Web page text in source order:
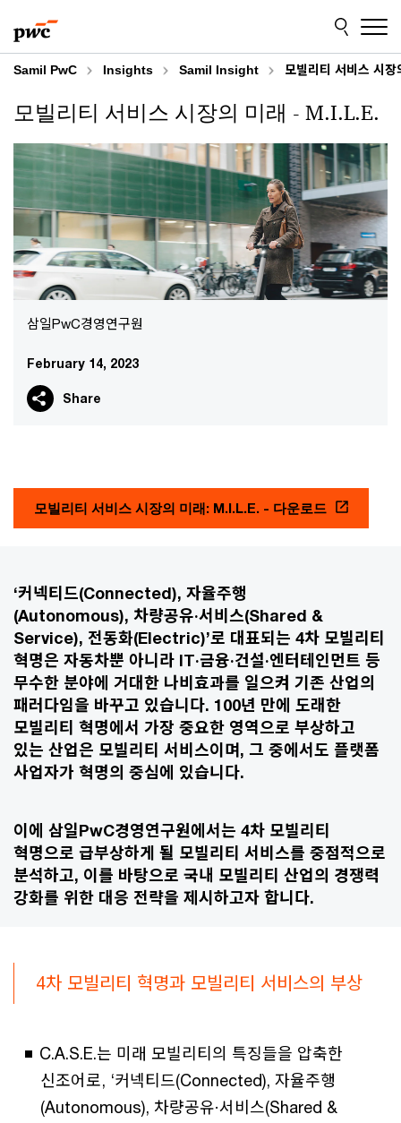
to
content
to
footer
Samil PwC Insights Samil Insight 모빌리티 서비스 시
모빌리티 서비스 시장의 미래 - M.I.L.E.
삼일PwC경영연구원
February 14, 2023
Share
모빌리티 서비스 시장의 미래: M.I.L.E. - 다운로드
‘커넥티드(Connected), 자율주행
(Autonomous), 차량공유·서비스(Shared &
Service), 전동화(Electric)’로 대표되는 4차 모빌리티
혁명은 자동차뿐 아니라 IT·금융·건설·엔터테인먼트 등
무수한 분야에 거대한 나비효과를 일으켜 기존 산업의
패러다임을 바꾸고 있습니다. 100년 만에 도래한
모빌리티 혁명에서 가장 중요한 영역으로 부상하고
있는 산업은 모빌리티 서비스이며, 그 중에서도 플랫폼
사업자가 혁명의 중심에 있습니다.
이에 삼일PwC경영연구원에서는 4차 모빌리티
혁명으로 급부상하게 될 모빌리티 서비스를 중점적으로
분석하고, 이를 바탕으로 국내 모빌리티 산업의 경쟁력
강화를 위한 대응 전략을 제시하고자 합니다.
4차 모빌리티 혁명과 모빌리티 서비스의 부상
C.A.S.E.는 미래 모빌리티의 특징들을 압축한
신조어로, ‘커넥티드(Connected), 자율주행
(Autonomous), 차량공유·서비스(Shared &